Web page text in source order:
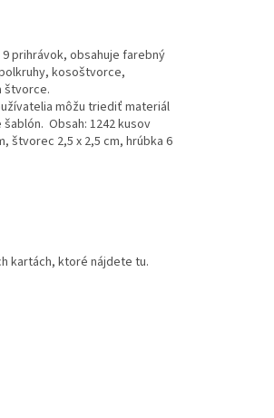
prihrávok, obsahuje farebný
kosoštvorce,
štvorce.
môžu triediť materiál
Obsah: 1242 kusov
štvorec 2,5 x 2,5 cm, hrúbka 6
kartách, ktoré nájdete tu.